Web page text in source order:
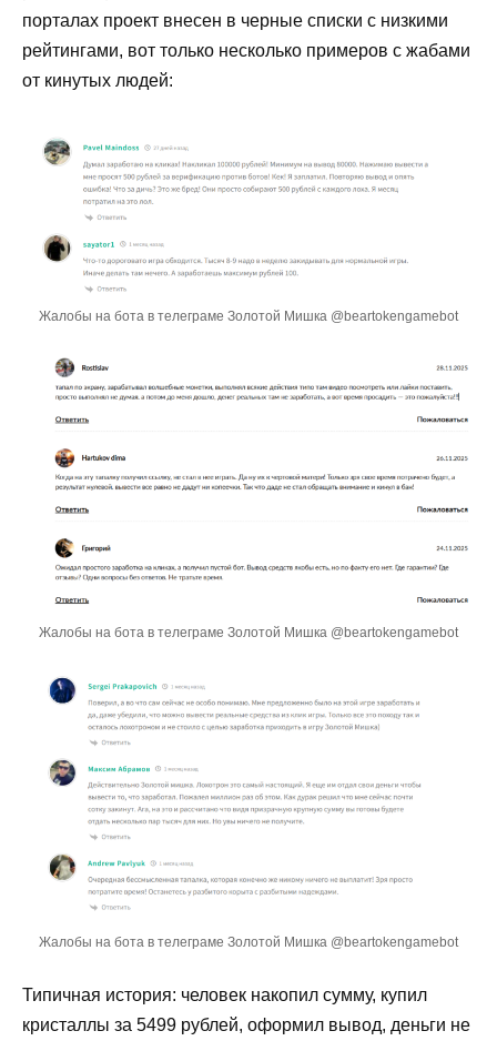
порталах проект внесен в черные списки с низкими
рейтингами, вот только несколько примеров с жабами
от кинутых людей:
Жалобы на бота в телеграме Золотой Мишка @beartokengamebot
Жалобы на бота в телеграме Золотой Мишка @beartokengamebot
Жалобы на бота в телеграме Золотой Мишка @beartokengamebot
Типичная история: человек накопил сумму, купил
кристаллы за 5499 рублей, оформил вывод, деньги не